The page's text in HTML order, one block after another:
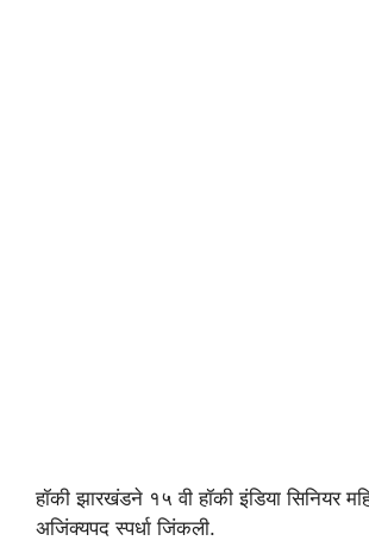
हॉकी झारखंडने १५ वी हॉकी इंडिया सिनियर
अजिंक्यपद स्पर्धा जिंकली.